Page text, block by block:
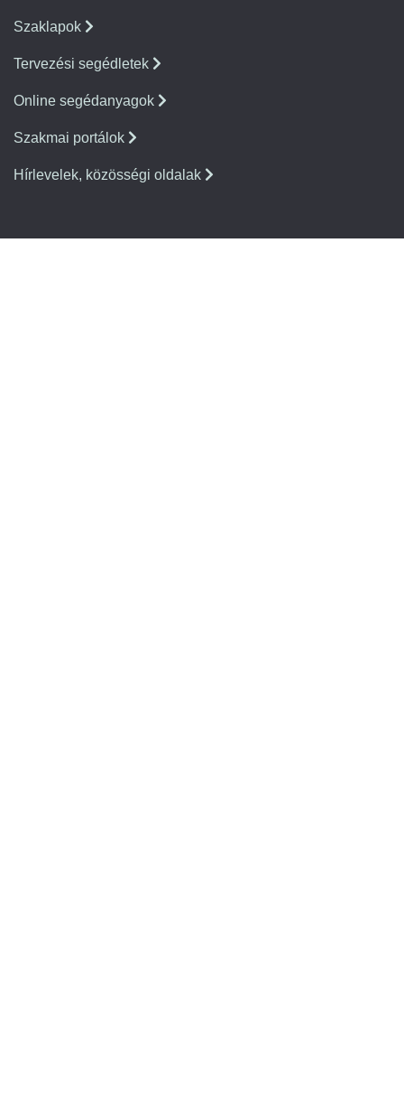
Szaklapok
Tervezési segédletek
Online segédanyagok
Szakmai portálok
Hírlevelek, közösségi oldalak